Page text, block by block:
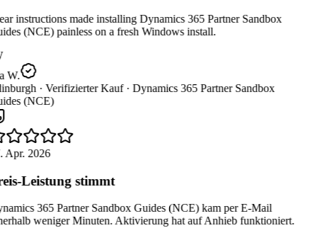
instructions made installing Dynamics 365 Partner Sandbox
(NCE) painless on a fresh Windows install.
W.
· Verifizierter Kauf · Dynamics 365 Partner Sandbox
(NCE)
Apr. 2026
Leistung stimmt
365 Partner Sandbox Guides (NCE) kam per E-Mail
weniger Minuten. Aktivierung hat auf Anhieb funktioniert.